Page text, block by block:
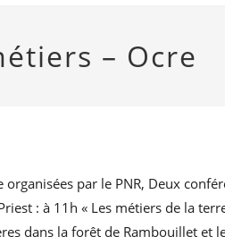
– Ocre
par le PNR, Deux
: à 11h « Les métiers de la
dans la forêt de Rambouillet et